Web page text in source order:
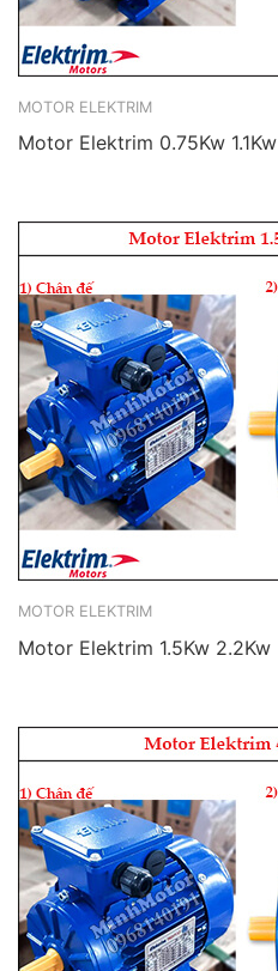
MOTOR ELEKTRIM
Motor Elektrim 0.75Kw 1.1Kw
MOTOR ELEKTRIM
Motor Elektrim 1.5Kw 2.2Kw